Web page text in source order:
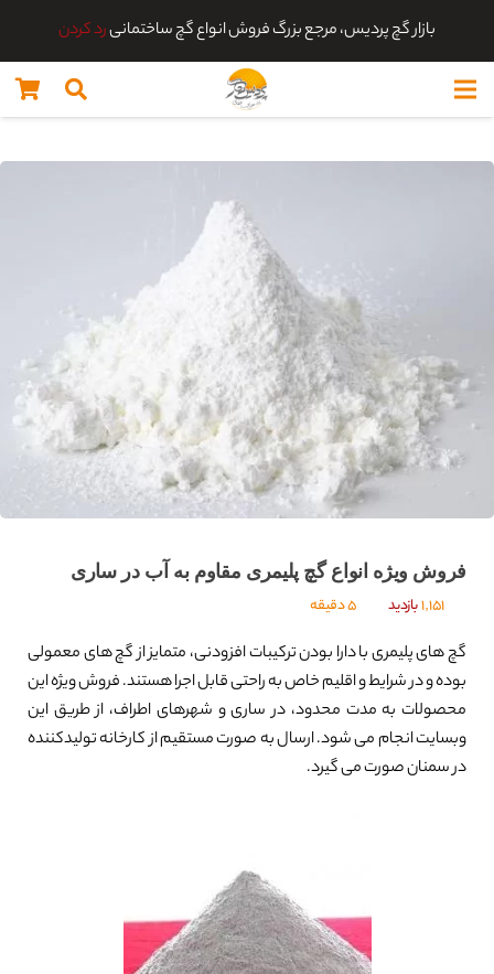
بازار گچ پردیس، مرجع بزرگ فروش انواع گچ ساختمانیرد کردن
فروش ویژه انواع گچ پلیمری مقاوم به آب در ساری
1,151بازدید 5 دقیقه
گچ های پلیمری با دارا بودن ترکیبات افزودنی، متمایز از گچ های معمولی
بوده و در شرایط و اقلیم خاص به راحتی قابل اجرا هستند. فروش ویژه این
محصولات به مدت محدود، در ساری و شهرهای اطراف، از طریق این
وبسایت انجام می شود. ارسال به صورت مستقیم از کارخانه تولیدکننده
در سمنان صورت می گیرد.